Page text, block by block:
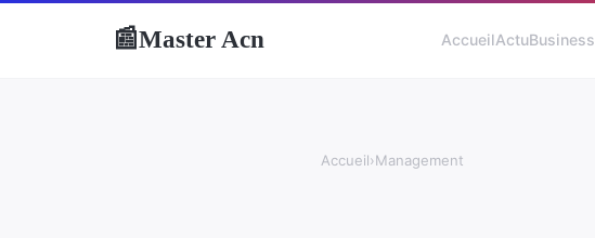
📰Master Acn AccueilActuBusiness
Accueil›Management